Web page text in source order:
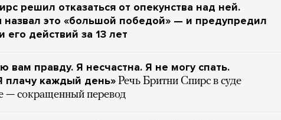
решил отказаться от опекунства над ней.
назвал это «большой победой» — и предупредил
его действий за 13 лет
вам правду. Я несчастна. Я не могу спать.
плачу каждый день» Речь Бритни Спирс в суде
— сокращенный перевод